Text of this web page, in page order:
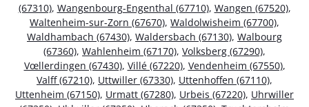
(67310), Wangenbourg-Engenthal (67710), Wangen (67520),
Waltenheim-sur-Zorn (67670), Waldolwisheim (67700),
Waldhambach (67430), Waldersbach (67130), Walbourg
(67360), Wahlenheim (67170), Volksberg (67290),
Vœllerdingen (67430), Villé (67220), Vendenheim (67550),
Valff (67210), Uttwiller (67330), Uttenhoffen (67110),
Uttenheim (67150), Urmatt (67280), Urbeis (67220), Uhrwiller